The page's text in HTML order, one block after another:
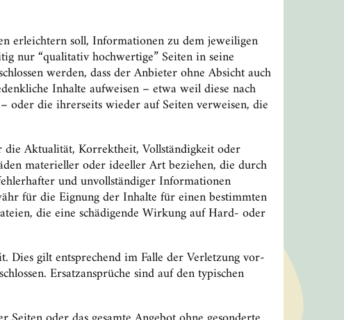
erleichtern soll, Informationen zu dem jeweiligen
nur “qualitativ hochwertige” Seiten in seine
werden, dass der Anbieter ohne Absicht auch
Inhalte aufweisen – etwa weil diese nach
die ihrerseits wieder auf Seiten verweisen, die
Aktualität, Korrektheit, Vollständigkeit oder
materieller oder ideeller Art beziehen, die durch
und unvollständiger Informationen
für die Eignung der Inhalte für einen bestimmten
die eine schädigende Wirkung auf Hard- oder
Dies gilt entsprechend im Falle der Verletzung vor-
Ersatzansprüche sind auf den typischen